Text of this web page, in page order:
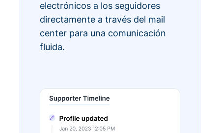
electrónicos a los seguidores
directamente a través del mail
center para una comunicación
fluida.